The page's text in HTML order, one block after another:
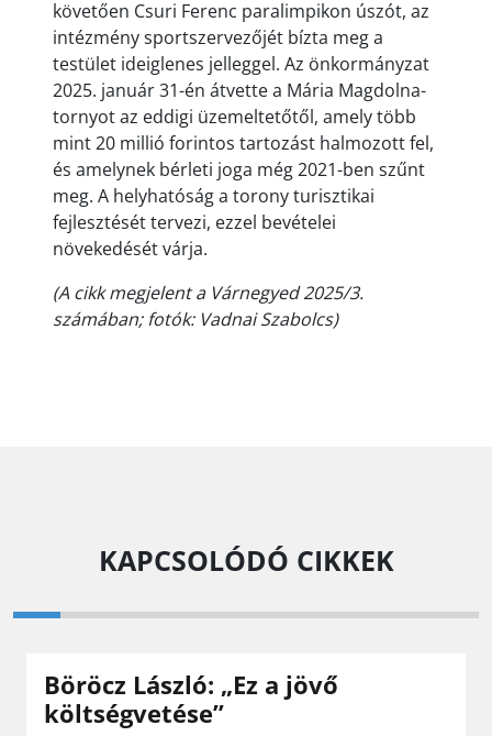
követően Csuri Ferenc paralimpikon úszót, az
intézmény sportszervezőjét bízta meg a
testület ideiglenes jelleggel. Az önkormányzat
2025. január 31-én átvette a Mária Magdolna-
tornyot az eddigi üzemeltetőtől, amely több
mint 20 millió forintos tartozást halmozott fel,
és amelynek bérleti joga még 2021-ben szűnt
meg. A helyhatóság a torony turisztikai
fejlesztését tervezi, ezzel bevételei
növekedését várja.
(A cikk megjelent a Várnegyed 2025/3.
számában; fotók: Vadnai Szabolcs)
KAPCSOLÓDÓ CIKKEK
Böröcz László: „Ez a jövő
költségvetése”